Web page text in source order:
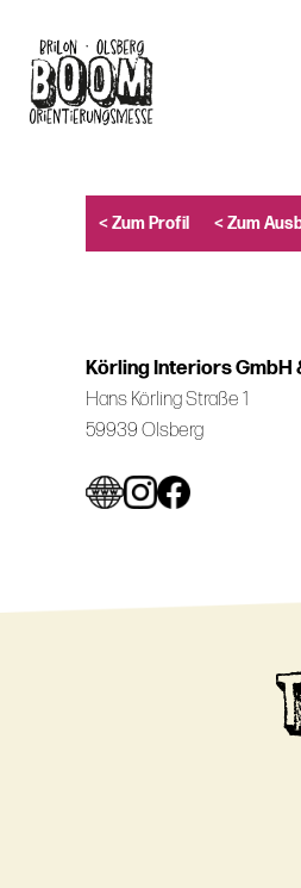
content
< Zum Profil < Zum
Körling Interiors GmbH
Hans Körling Straße 1
59939 Olsberg